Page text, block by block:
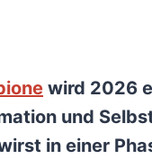
wird 2026
und
in einer